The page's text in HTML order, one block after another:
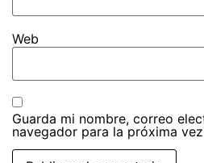
Web
Guarda mi nombre, correo
navegador para la próxima